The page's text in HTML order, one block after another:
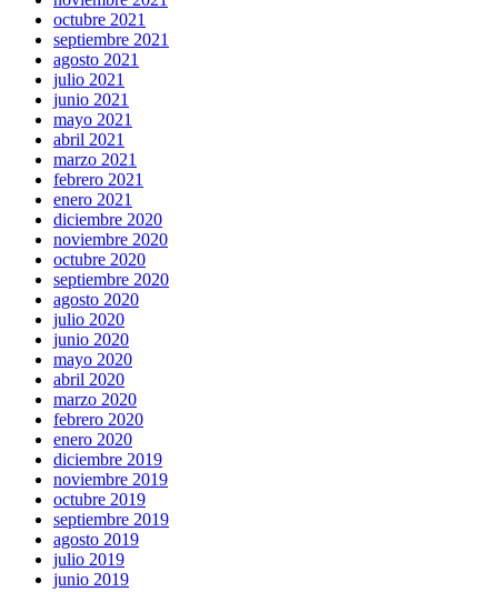
octubre 2021
septiembre 2021
agosto 2021
julio 2021
junio 2021
mayo 2021
abril 2021
marzo 2021
febrero 2021
enero 2021
diciembre 2020
noviembre 2020
octubre 2020
septiembre 2020
agosto 2020
julio 2020
junio 2020
mayo 2020
abril 2020
marzo 2020
febrero 2020
enero 2020
diciembre 2019
noviembre 2019
octubre 2019
septiembre 2019
agosto 2019
julio 2019
junio 2019